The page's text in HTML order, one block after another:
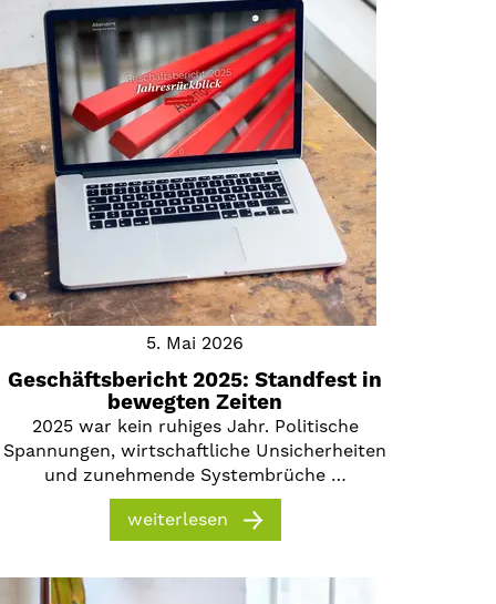
5. Mai 2026
Geschäftsbericht 2025: Standfest in
bewegten Zeiten
2025 war kein ruhiges Jahr. Politische
Spannungen, wirtschaftliche Unsicherheiten
und zunehmende Systembrüche …
weiterlesen